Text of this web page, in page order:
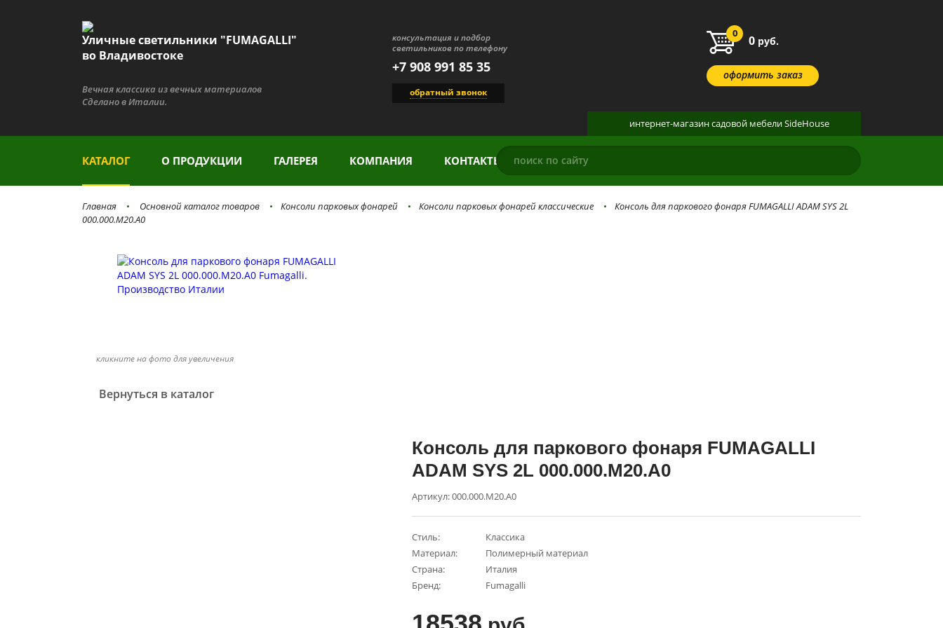
0 0 руб.
оформить заказ
Уличные светильники "FUMAGALLI"
во Владивостоке
Вечная классика из вечных материалов
Сделано в Италии.
консультация и подбор
светильников по телефону
+7 908 991 85 35
обратный звонок
интернет-магазинсадовой мебелиSideHouse
КАТАЛОГ О ПРОДУКЦИИ ГАЛЕРЕЯ КОМПАНИЯ КОНТАКТЫ
Главная Основной каталог товаров Консоли парковых фонарей Консоли парковых фонарей классические
Консоль для паркового фонаря FUMAGALLI ADAM SYS 2L
000.000.M20.A0
кликните на фото для увеличения
Вернуться в каталог
Консоль для паркового фонаря FUMAGALLI
ADAM SYS 2L 000.000.M20.A0
Артикул: 000.000.M20.A0
Стиль:
Классика
Материал:
Полимерный материал
Страна:
Италия
Бренд:
Fumagalli